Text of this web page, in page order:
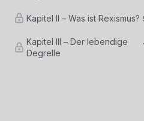
Kapitel II – Was ist Rexismus?
Kapitel III – Der lebendige
Degrelle